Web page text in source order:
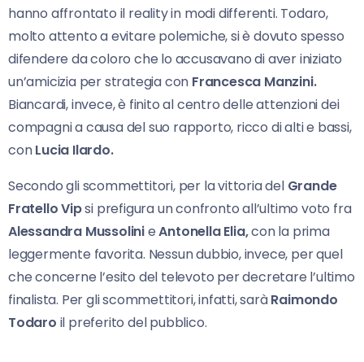
hanno affrontato il reality in modi differenti. Todaro,
molto attento a evitare polemiche, si è dovuto spesso
difendere da coloro che lo accusavano di aver iniziato
un’amicizia per strategia con Francesca Manzini.
Biancardi, invece, è finito al centro delle attenzioni dei
compagni a causa del suo rapporto, ricco di alti e bassi,
conLucia Ilardo.
Secondo gli scommettitori, per la vittoria del Grande
FratelloVipsi prefigura un confronto all’ultimo voto fra
Alessandra MussolinieAntonella Elia,con la prima
leggermente favorita. Nessun dubbio, invece, per quel
che concerne l’esito del televoto per decretare l’ultimo
finalista. Per gli scommettitori, infatti, saràRaimondo
Todaro il preferito del pubblico.